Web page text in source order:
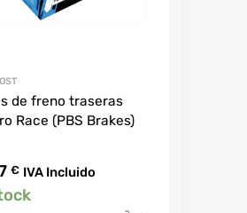
de freno traseras
Race (PBS Brakes)
€ IVA Incluido